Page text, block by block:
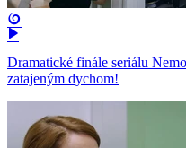
Dramatické finále seriálu
zatajeným dychom!